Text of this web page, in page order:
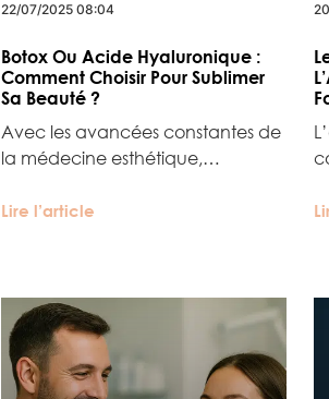
22/07/2025 08:04
Botox Ou Acide Hyaluronique :
Comment Choisir Pour Sublimer
Sa Beauté ?
Avec les avancées constantes de
la médecine esthétique,…
Lire l’article